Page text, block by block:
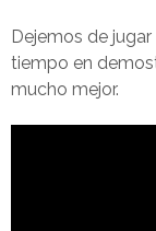
Dejemos de
tiempo en
mucho mejor.